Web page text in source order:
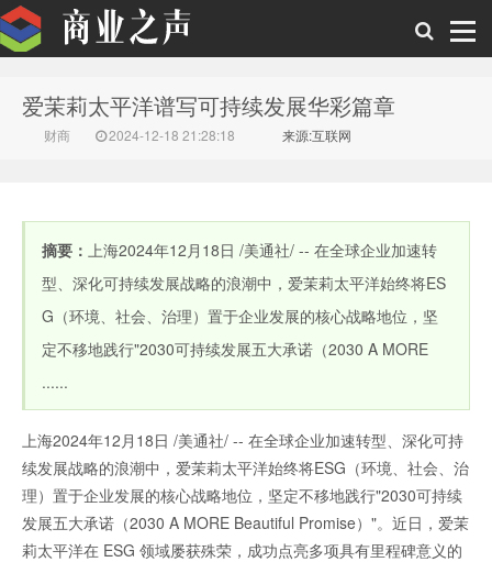
商业之声
爱茉莉太平洋谱写可持续发展华彩篇章
财商 2024-12-18 21:28:18 来源:互联网
摘要： 上海2024年12月18日 /美通社/ -- 在全球企业加速转
型、深化可持续发展战略的浪潮中，爱茉莉太平洋始终将ES
G（环境、社会、治理）置于企业发展的核心战略地位，坚
定不移地践行"2030可持续发展五大承诺（2030 A MORE
......
上海2024年12月18日 /美通社/ -- 在全球企业加速转型、深化可持
续发展战略的浪潮中，爱茉莉太平洋始终将ESG（环境、社会、治
理）置于企业发展的核心战略地位，坚定不移地践行"2030可持续
发展五大承诺（2030 A MORE Beautiful Promise）"。近日，爱茉
莉太平洋在 ESG 领域屡获殊荣，成功点亮多项具有里程碑意义的